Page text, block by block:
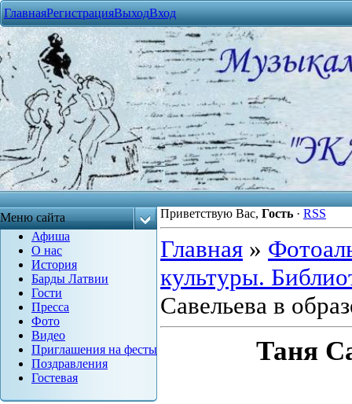
ГлавнаяРегистрацияВыходВход
Меню сайта
Афиша
О нас
История
Барды Латвии
Гости
Пресса
Фото
Видео
Приглашения на фесты
Поздравления
Гостевая
Приветствую Вас, Гость · RSS
Главная »
культуры.
Савельева в
Таня